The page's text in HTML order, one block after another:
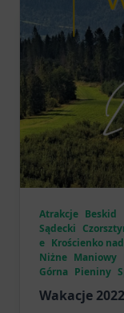
Atrakcje Beskid
Sądecki
e Krościenko
Niżne Maniowy
Górna Pieniny
Wakacje